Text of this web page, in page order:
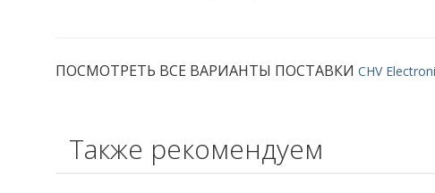
ПОСМОТРЕТЬ ВСЕ ВАРИАНТЫ ПОСТАВКИ CHV
Также рекомендуем